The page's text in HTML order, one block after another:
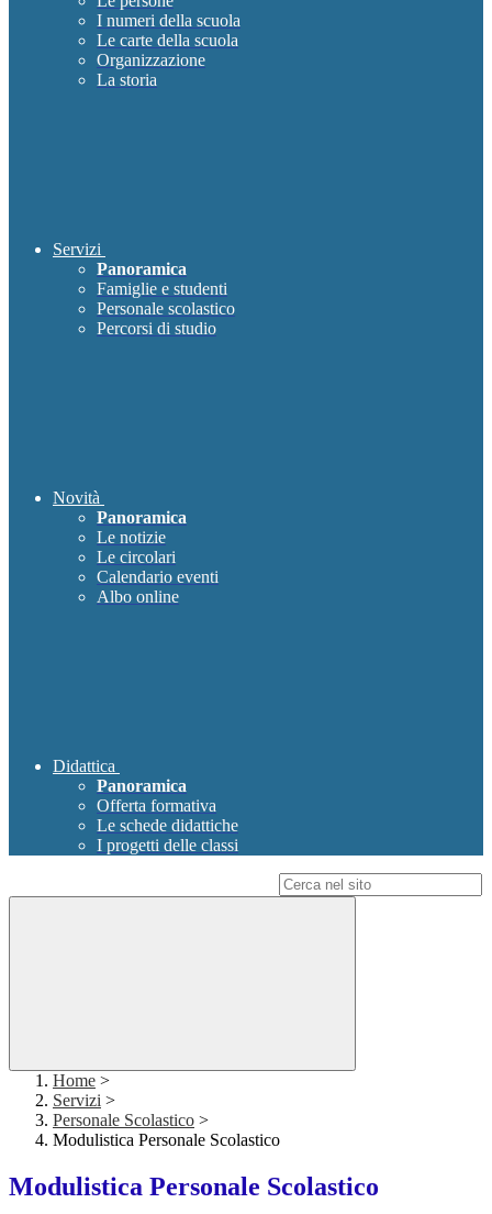
I numeri della scuola
Le carte della scuola
Organizzazione
La storia
Servizi
Panoramica
Famiglie e studenti
Personale scolastico
Percorsi di studio
Novità
Panoramica
Le notizie
Le circolari
Calendario eventi
Albo online
Didattica
Panoramica
Offerta formativa
Le schede didattiche
I progetti delle classi
Home >
Servizi >
Personale Scolastico >
Modulistica Personale Scolastico
Modulistica Personale Scolastico